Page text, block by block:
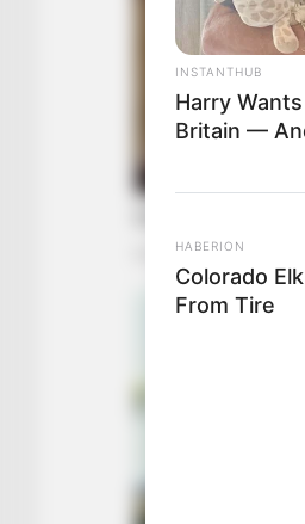
INSTANTHUB
Harry
Britain —
HABERION
Colorado
From Tire